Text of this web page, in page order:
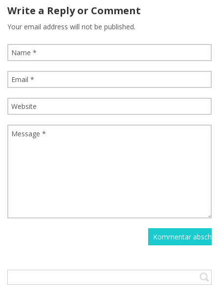
Write a Reply or Comment
Your email address will not be published.